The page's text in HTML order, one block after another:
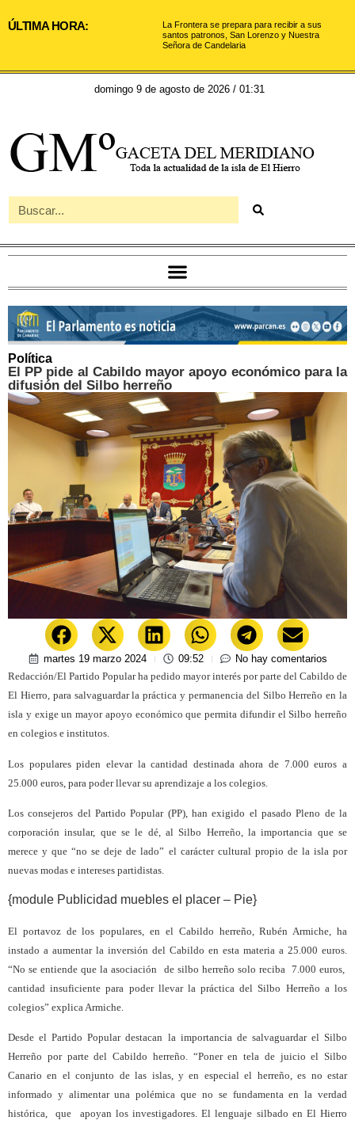
ÚLTIMA HORA:
La Frontera se prepara para recibir a sus
santos patronos, San Lorenzo y Nuestra
Señora de Candelaria
domingo 9 de agosto de 2026 / 01:31
Política
El PP pide al Cabildo mayor apoyo económico para la
difusión del Silbo herreño
martes 19 marzo 2024 09:52
No hay comentarios
Redacción/El Partido Popular ha pedido mayor interés por parte del Cabildo de
El Hierro, para salvaguardar la práctica y permanencia del Silbo Herreño en la
isla y exige un mayor apoyo económico que permita difundir el Silbo herreño
en colegios e institutos.
Los popularespiden elevar la cantidad destinada ahora de 7.000 euros a
25.000 euros, para poder llevar su aprendizaje a los colegios.
Los consejeros del Partido Popular (PP), han exigido el pasado Pleno de la
corporación insular, que se le dé, al Silbo Herreño, la importancia que se
merece y que “no se deje de lado” el carácter cultural propio de la isla por
nuevas modas e intereses partidistas.
{module Publicidad muebles el placer – Pie}
El portavoz de los populares, en el Cabildo herreño, Rubén Armiche, ha
instado a aumentar la inversión del Cabildo en esta materia a 25.000 euros.
“No se entiende que la asociación
de silbo herreño solo reciba 7.000 euros,
cantidad insuficiente para poder llevar la práctica del Silbo Herreño a los
colegios” explica Armiche.
Desde el Partido Popular destacan la importancia de salvaguardar el Silbo
Herreño por parte del Cabildo herreño. “Poner en tela de juicio el Silbo
Canario en el conjunto de las islas, y en especial el herreño, es no estar
informado y alimentar una polémica que no se fundamenta en la verdad
histórica,
que
apoyan los investigadores. El lenguaje silbado en El Hierro